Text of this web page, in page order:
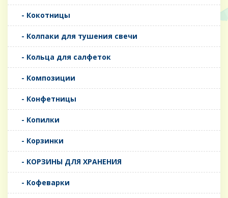
- Кокотницы
- Колпаки для тушения свечи
- Кольца для салфеток
- Композиции
- Конфетницы
- Копилки
- Корзинки
- КОРЗИНЫ ДЛЯ ХРАНЕНИЯ
- Кофеварки